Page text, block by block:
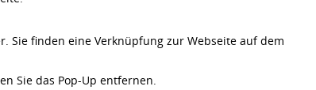
Sie finden eine Verknüpfung zur Webseite auf dem
Sie das Pop-Up entfernen.